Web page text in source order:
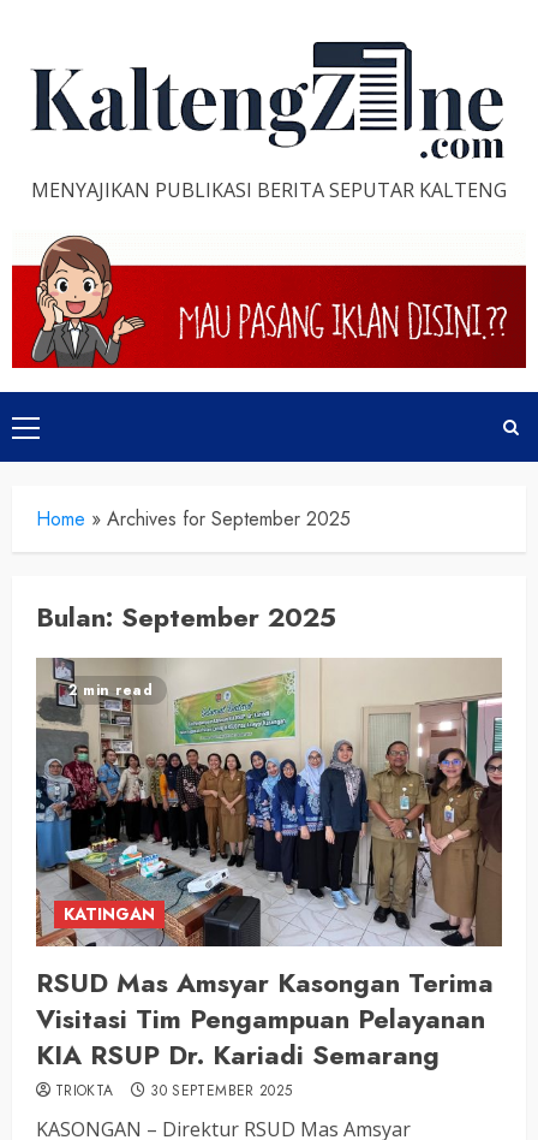
content
MENYAJIKAN PUBLIKASI BERITA SEPUTAR KALTENG
Primary
Menu
Home » Archives for September 2025
Bulan: September 2025
2 min read
KATINGAN
RSUD Mas Amsyar Kasongan Terima
Visitasi Tim Pengampuan Pelayanan
KIA RSUP Dr. Kariadi Semarang
TRIOKTA 30 SEPTEMBER 2025
KASONGAN – Direktur RSUD Mas Amsyar